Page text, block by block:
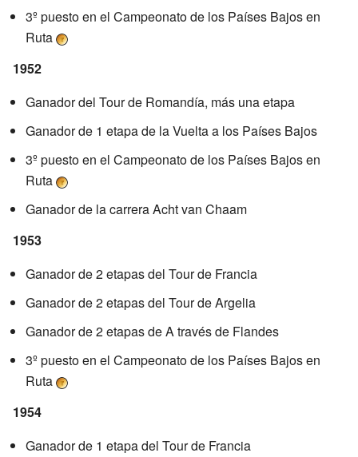
3º puesto en el Campeonato de los Países Bajos en
Ruta
1952
Ganador del Tour de Romandía, más una etapa
Ganador de 1 etapa de la Vuelta a los Países Bajos
3º puesto en el Campeonato de los Países Bajos en
Ruta
Ganador de la carrera Acht van Chaam
1953
Ganador de 2 etapas del Tour de Francia
Ganador de 2 etapas del Tour de Argelia
Ganador de 2 etapas de A través de Flandes
3º puesto en el Campeonato de los Países Bajos en
Ruta
1954
Ganador de 1 etapa del Tour de Francia